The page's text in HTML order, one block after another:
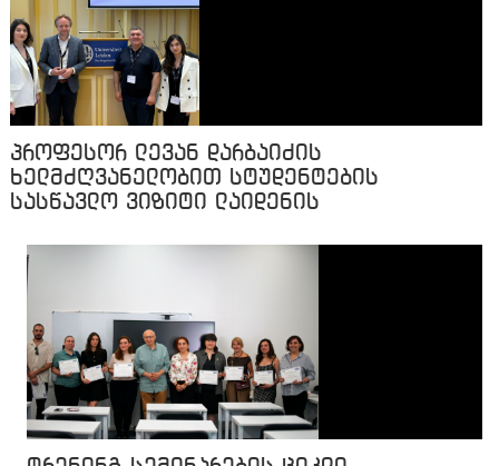
პროფესორ ლევან დარბაიძის
ხელმძღვანელობით სტუდენტების
სასწავლო ვიზიტი ლაიდენის